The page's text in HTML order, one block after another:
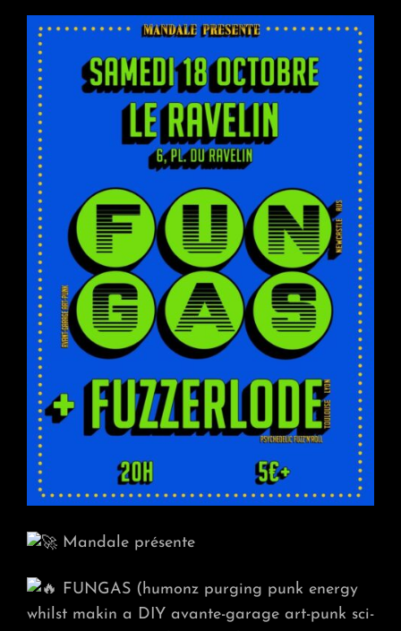
Mandale présente
FUNGAS (humonz purging punk energy
whilst makin a DIY avante-garage art-punk sci-